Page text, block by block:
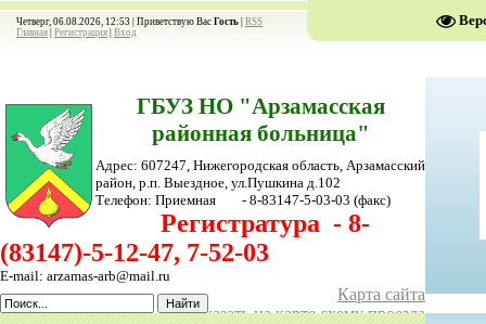
Четверг, 06.08.2026, 12:53 | Приветствую Вас Гость RSS
Главная Регистрация Вход
ГБУЗ НО "Арзамасская
районная больница"
Адрес: 607247, Нижегородская область, Арзамасский
район, р.п. Выездное, ул.Пушкина д.102
Телефон: Приемная - 8-83147-5-03-03 (факс)
Регистратура - 8-
(83147)-5-12-47, 7-52-03
E-mail: arzamas-arb@mail.ru
Карта сайта
Показать на карте схему проезда